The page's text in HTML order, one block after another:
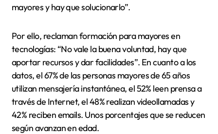
mayores y hay que solucionarlo”.
Por ello, reclaman formación para mayores en
tecnologías: “No vale la buena voluntad, hay que
aportar recursos y dar facilidades”. En cuanto a los
datos, el 67% de las personas mayores de 65 años
utilizan mensajería instantánea, el 52% leen prensa a
través de Internet, el 48% realizan videollamadas y
42% reciben emails. Unos porcentajes que se reducen
según avanzan en edad.